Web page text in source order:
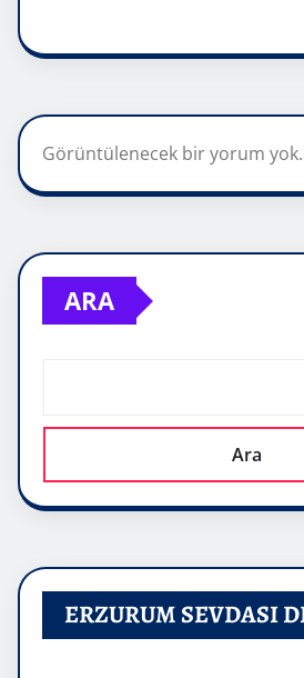
Görüntülenecek bir yorum yok.
ARA
Ara
ERZURUM SEVDASI